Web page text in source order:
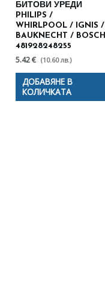
БИТОВИ УРЕДИ
PHILIPS /
WHIRLPOOL / IGNIS /
BAUKNECHT / BOSCH
481928248255
5.42 € (10.60 лв.)
ДОБАВЯНЕ В
КОЛИЧКАТА